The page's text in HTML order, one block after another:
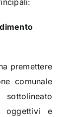
premettere
comunale
oggettivi e